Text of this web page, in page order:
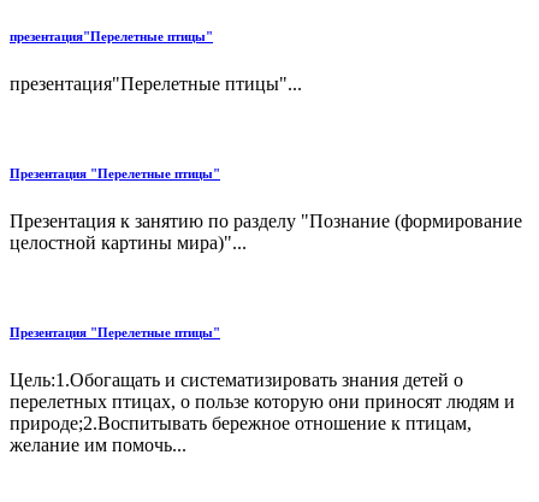
презентация"Перелетные птицы"
презентация"Перелетные птицы"...
Презентация "Перелетные птицы"
Презентация к занятию по разделу "Познание (формирование
целостной картины мира)"...
Презентация "Перелетные птицы"
Цель:1.Обогащать и систематизировать знания детей о
перелетных птицах, о пользе которую они приносят людям и
природе;2.Воспитывать бережное отношение к птицам,
желание им помочь...